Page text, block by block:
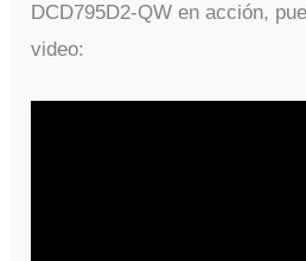
DCD795D2-QW en acción,
video: